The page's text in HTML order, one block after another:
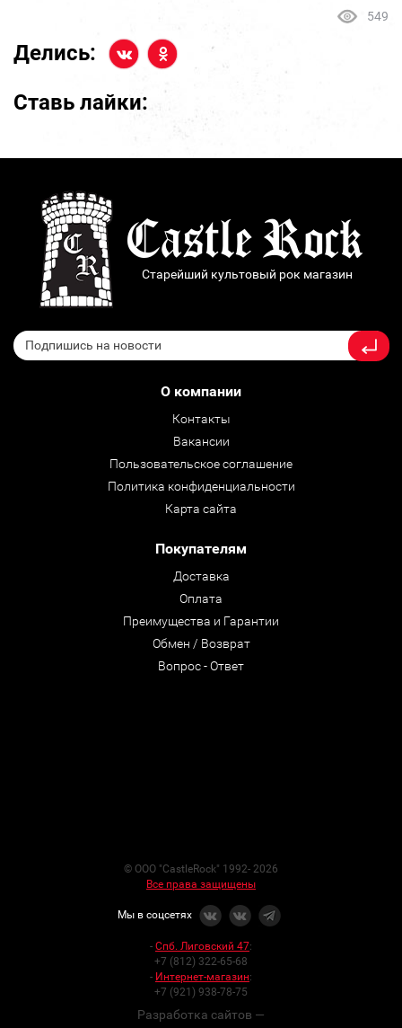
549
Делись:
Ставь лайки:
Старейший культовый рок магазин
О компании
Контакты
Вакансии
Пользовательское соглашение
Политика конфиденциальности
Карта сайта
Покупателям
Доставка
Оплата
Преимущества и Гарантии
Обмен / Возврат
Вопрос - Ответ
© ООО "CastleRock" 1992- 2026
Все права защищены
Мы в соцсетях
- Спб. Лиговский 47:
+7 (812) 322-65-68
- Интернет-магазин:
+7 (921) 938-78-75
Разработка сайтов —